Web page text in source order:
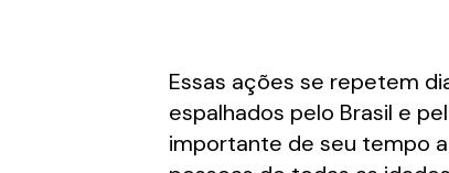
Essas ações se repetem
espalhados pelo Brasil e
importante de seu tempo